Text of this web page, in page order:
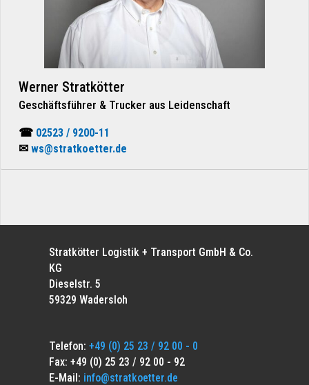
Werner Stratkötter
Geschäftsführer & Trucker aus Leidenschaft
☎ 02523 / 9200-11
✉ ws@stratkoetter.de
Stratkötter Logistik + Transport GmbH & Co.
KG
Dieselstr. 5
59329 Wadersloh
Telefon:+49 (0) 25 23 / 92 00 - 0
Fax: +49 (0) 25 23 / 92 00 - 92
E-Mail: info@stratkoetter.de